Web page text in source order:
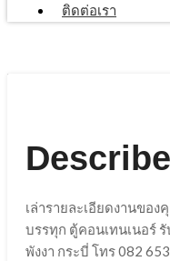
ติดต่อเรา
เล่ารายละเอียดงานขอ
บรรทุก ตู้คอนเทนเนอร์
พังงา กระบี่ โทร 082